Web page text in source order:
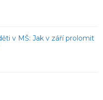
v MŠ: Jak v září prolomit